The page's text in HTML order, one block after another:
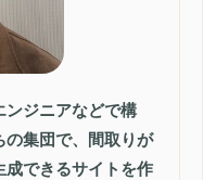
ンジニアなどで構
の集団で、間取りが
できるサイトを作